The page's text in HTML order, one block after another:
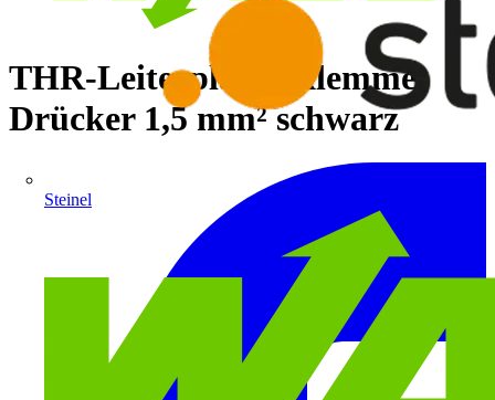
Steinel
THR-Leiterplattenklemme
Drücker 1,5 mm² schwarz